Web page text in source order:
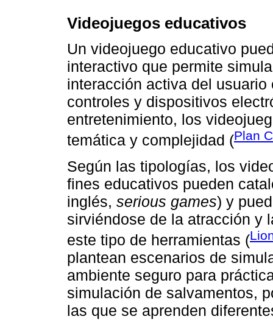
Videojuegos educativos
Un videojuego educativo
interactivo que permite
interacción activa del
controles y dispositivos
entretenimiento, los
temática y complejidad (Plan
Según las tipologías, los
fines educativos pueden
inglés, serious games) y
sirviéndose de la atracción y
este tipo de herramientas (
plantean escenarios de
ambiente seguro para
simulación de salvamentos,
las que se aprenden